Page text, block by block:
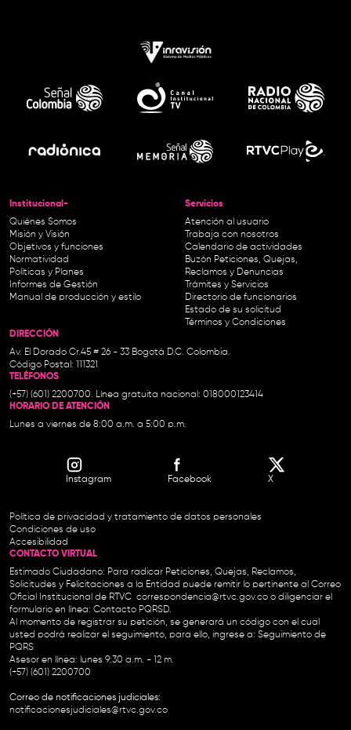
Institucional-
Quiénes Somos
Misión y Visión
Objetivos y funciones
Normatividad
Políticas y Planes
Informes de Gestión
Manual de producción y estilo
Servicios
Atención al usuario
Trabaja con nosotros
Calendario de actividades
Buzón Peticiones, Quejas,
Reclamos y Denuncias
Trámites y Servicios
Directorio de funcionarios
Estado de su solicitud
Términos y Condiciones
DIRECCIÓN
Av. El Dorado Cr.45 # 26 - 33 Bogotá D.C. Colombia.
Código Postal: 111321
TELÉFONOS
(+57) (601) 2200700. Línea gratuita nacional: 018000123414
HORARIO DE ATENCIÓN
Lunes a viernes de 8:00 a.m. a 5:00 p.m.
Instagram Facebook X
Política de privacidad y tratamiento de datos personales
Condiciones de uso
Accesibilidad
CONTACTO VIRTUAL
Estimado Ciudadano: Para radicar Peticiones, Quejas, Reclamos,
Solicitudes y Felicitaciones a la Entidad puede remitir lo pertinente al Correo
Oficial Institucional de RTVC correspondencia@rtvc.gov.co o diligenciar el
formulario en línea: Contacto PQRSD.
Al momento de registrar su petición, se generará un código con el cual
usted podrá realizar el seguimiento, para ello, ingrese a: Seguimiento de
PQRS
Asesor en línea: lunes 9:30 a.m. - 12 m.
(+57) (601) 2200700
Correo de notificaciones judiciales:
notificacionesjudiciales@rtvc.gov.co